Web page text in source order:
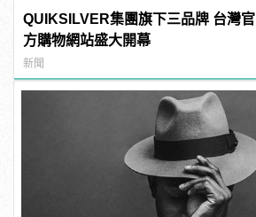
QUIKSILVER集團旗下三品牌 台灣官
方購物網站盛大開幕
新聞